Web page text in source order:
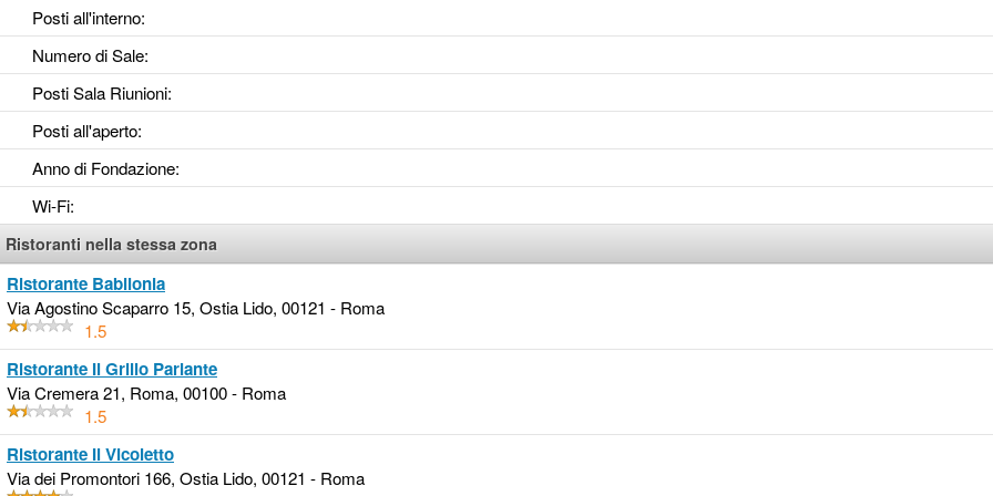
Posti all'interno:
Numero di Sale:
Posti Sala Riunioni:
Posti all'aperto:
Anno di Fondazione:
Wi-Fi:
Ristoranti nella stessa zona
Ristorante Babilonia
Via Agostino Scaparro 15, Ostia Lido, 00121 - Roma
1.5
Ristorante Il Grillo Parlante
Via Cremera 21, Roma, 00100 - Roma
1.5
Ristorante Il Vicoletto
Via dei Promontori 166, Ostia Lido, 00121 - Roma